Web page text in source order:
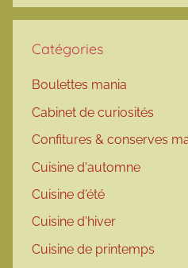
Catégories
Boulettes mania
Cabinet de curiosités
Confitures & conserves
Cuisine d'automne
Cuisine d'été
Cuisine d'hiver
Cuisine de printemps